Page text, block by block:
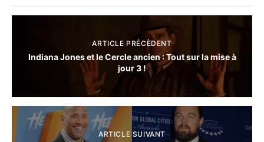
ARTICLE PRÉCÈDENT
Indiana Jones et le Cercle ancien : Tout sur la mise à
jour 3 !
ARTICLE SUIVANT